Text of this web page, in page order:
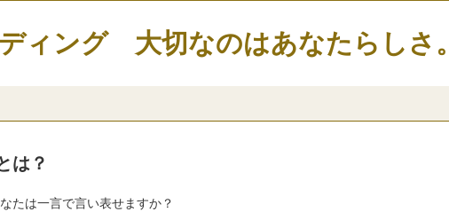
ィング 大切なのはあなたらしさ。
は？
たは一言で言い表せますか？